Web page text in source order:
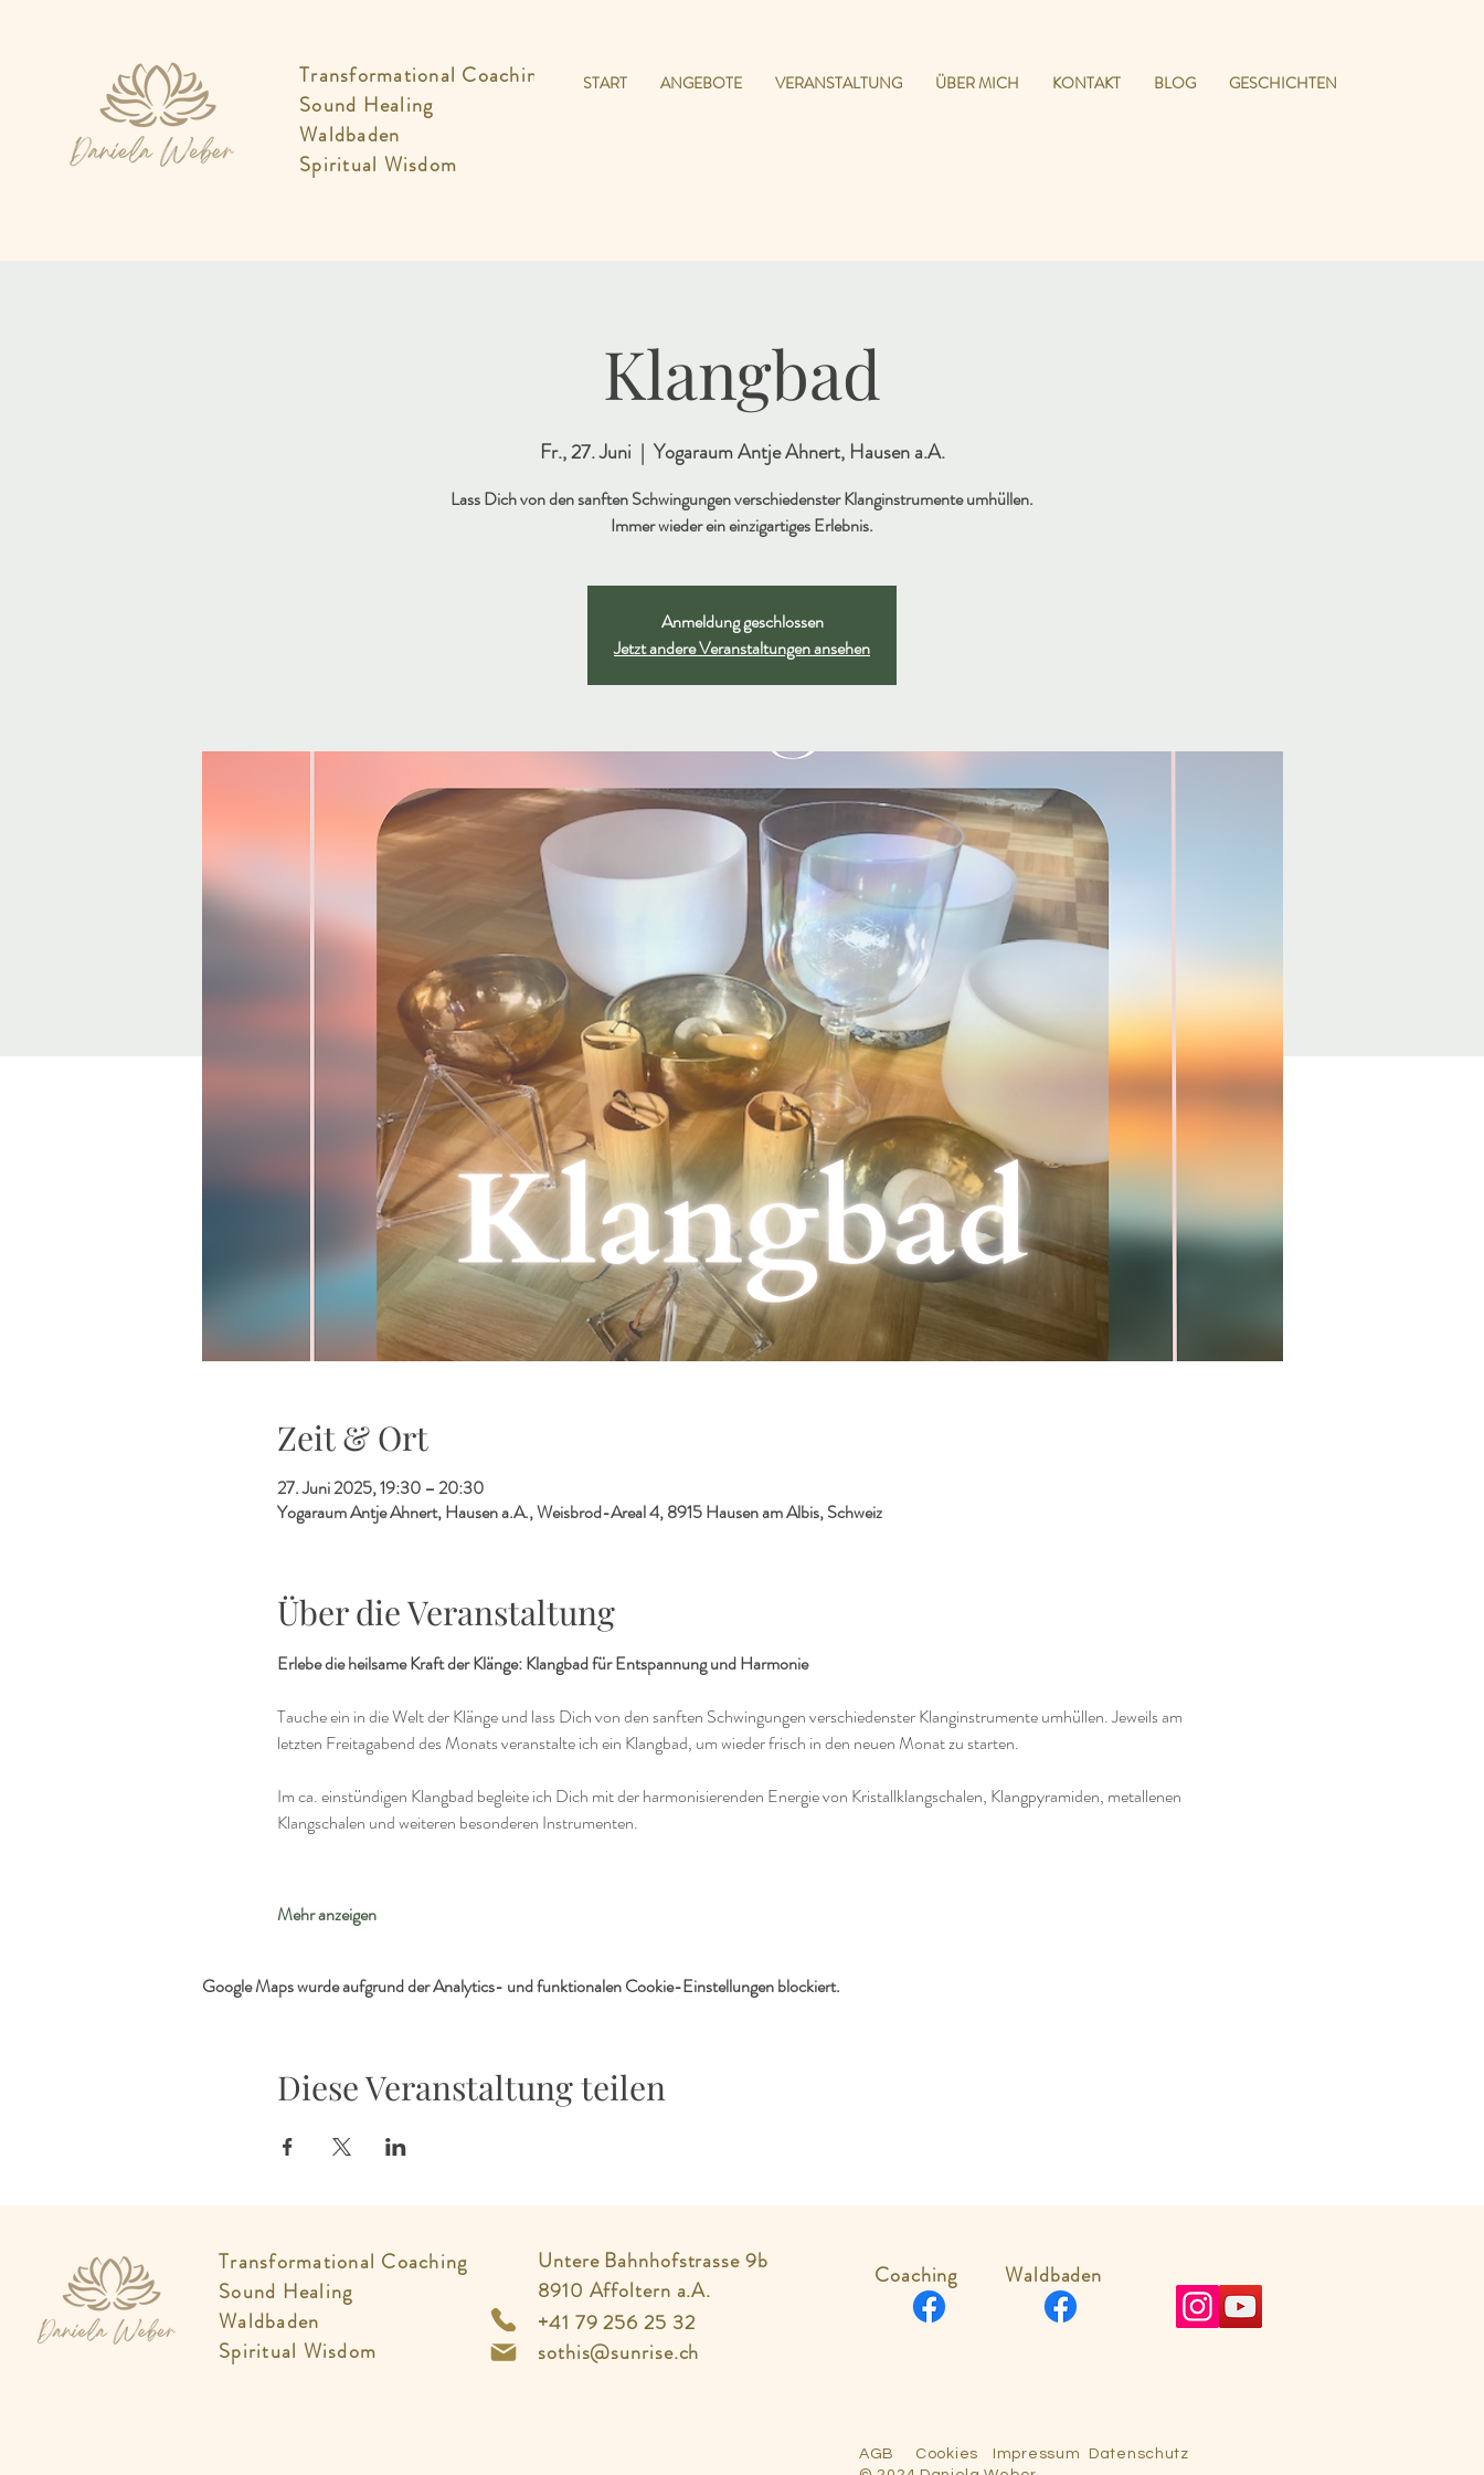
Transformational Coaching
Sound Healing
Waldbaden
Spiritual Wisdom
START ANGEBOTE VERANSTALTUNG ÜBER MICH KONTAKT BLOG GESCHICHTEN
Klangbad
Fr., 27. Juni
  |
Yogaraum Antje Ahnert, Hausen a.A.
Lass Dich von den sanften Schwingungen verschiedenster Klanginstrumente umhüllen.
Immer wieder ein einzigartiges Erlebnis.
Anmeldung geschlossen
Jetzt andere Veranstaltungen ansehen
Zeit & Ort
27. Juni 2025, 19:30 – 20:30
Yogaraum Antje Ahnert, Hausen a.A., Weisbrod-Areal 4, 8915 Hausen am Albis, Schweiz
Über die Veranstaltung
Erlebe die heilsame Kraft der Klänge: Klangbad für Entspannung und Harmonie
Tauche ein in die Welt der Klänge und lass Dich von den sanften Schwingungen verschiedenster Klanginstrumente umhüllen. Jeweils am
letzten Freitagabend des Monats veranstalte ich ein Klangbad, um wieder frisch in den neuen Monat zu starten.
Im ca. einstündigen Klangbad begleite ich Dich mit der harmonisierenden Energie von Kristallklangschalen, Klangpyramiden, metallenen
Klangschalen und weiteren besonderen Instrumenten.
Mehr anzeigen
Google Maps wurde aufgrund der Analytics- und funktionalen Cookie-Einstellungen blockiert.
Diese Veranstaltung teilen
Transformational Coaching
Sound Healing
Waldbaden
Spiritual Wisdom
Coaching Waldbaden
Untere Bahnhofstrasse 9b
8910 Affoltern a.A.
+41 79 256 25 32
sothis@sunrise.ch
AGB Cookies Impressum
Datenschutz